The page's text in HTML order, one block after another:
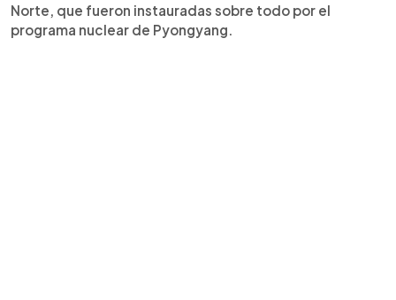
Norte, que fueron instauradas sobre todo por el
programa nuclear de Pyongyang.